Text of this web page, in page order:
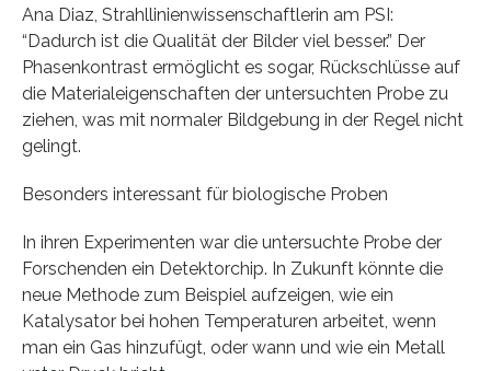
Ana Diaz, Strahllinienwissenschaftlerin am PSI:
“Dadurch ist die Qualität der Bilder viel besser.” Der
Phasenkontrast ermöglicht es sogar, Rückschlüsse auf
die Materialeigenschaften der untersuchten Probe zu
ziehen, was mit normaler Bildgebung in der Regel nicht
gelingt.
Besonders interessant für biologische Proben
In ihren Experimenten war die untersuchte Probe der
Forschenden ein Detektorchip. In Zukunft könnte die
neue Methode zum Beispiel aufzeigen, wie ein
Katalysator bei hohen Temperaturen arbeitet, wenn
man ein Gas hinzufügt, oder wann und wie ein Metall